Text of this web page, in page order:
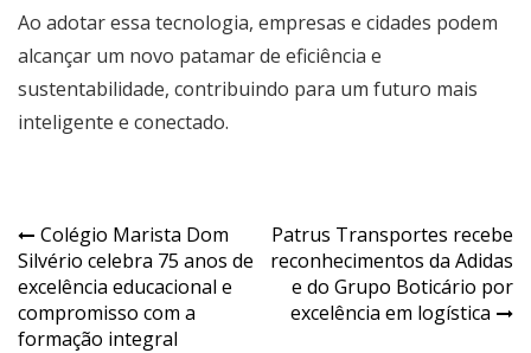
Ao adotar essa tecnologia, empresas e cidades podem
alcançar um novo patamar de eficiência e
sustentabilidade, contribuindo para um futuro mais
inteligente e conectado.
Navegação
de
Post
Colégio Marista Dom
Silvério celebra 75 anos de
excelência educacional e
compromisso com a
formação integral
Patrus Transportes recebe
reconhecimentos da Adidas
e do Grupo Boticário por
excelência em logística